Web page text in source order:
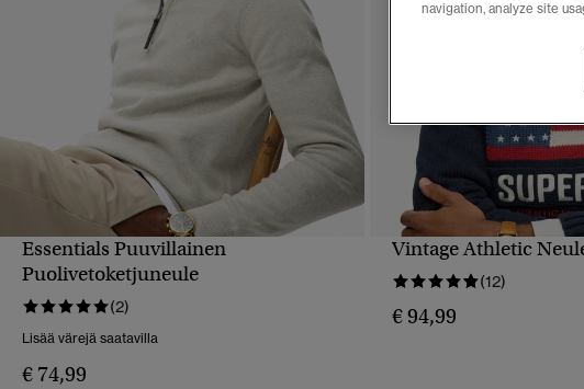
PIKAKATSELU
Essentials Puuvillainen
Puolivetoketjuneule
(2)
Lisää värejä saatavilla
€ 74,99
Vintage Athletic
(12)
€ 94,99
navigation, analyze site